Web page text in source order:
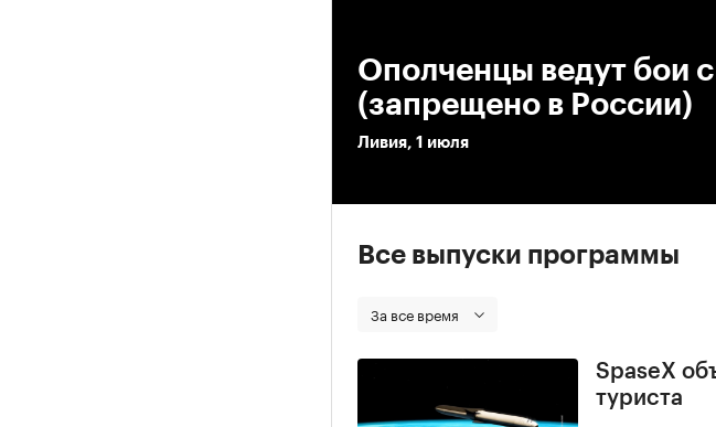
Ополченцы ведут бои
(запрещено в России)
Ливия, 1 июля
Все выпуски программы
За все время
SpaseX
туриста